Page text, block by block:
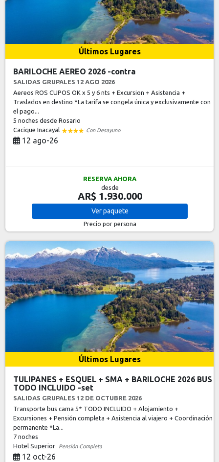
Últimos Lugares
BARILOCHE AEREO 2026 -contra
SALIDAS GRUPALES 12 AGO 2026
Aereos ROS CUPOS OK x 5 y 6 nts + Excursion + Asistencia +
Traslados en destino *La tarifa se congela única y exclusivamente con
el pago...
5 nochesdesde Rosario
Cacique Inacayal
Con Desayuno
12 ago-26
RESERVA AHORA
desde
AR$ 1.930.000
Verpaquete
Precio por persona
Últimos Lugares
TULIPANES + ESQUEL + SMA + BARILOCHE 2026 BUS
TODO INCLUIDO -set
SALIDAS GRUPALES 12 DE OCTUBRE 2026
Transporte bus cama 5* TODO INCLUIDO + Alojamiento +
Excursiones + Pensión completa + Asistencia al viajero + Coordinación
permanente *La...
7 noches
Hotel Superior
Pensión Completa
12 oct-26